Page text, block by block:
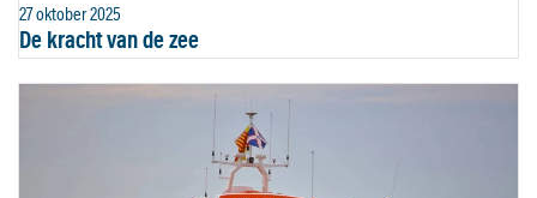
27 oktober 2025
De kracht van de zee